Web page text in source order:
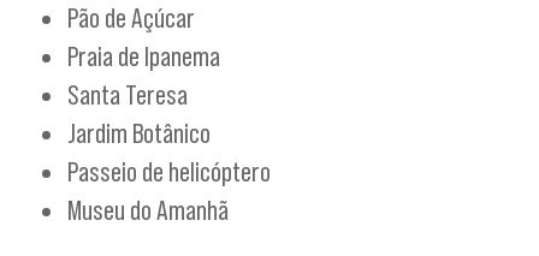
Pão de Açúcar
Praia de Ipanema
Santa Teresa
Jardim Botânico
Passeio de helicóptero
Museu do Amanhã